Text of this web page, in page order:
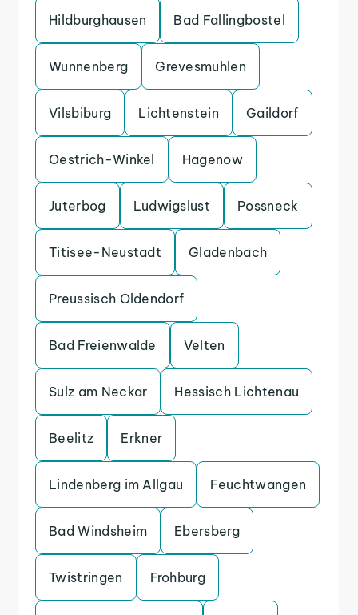
Hildburghausen Bad Fallingbostel
Wunnenberg Grevesmuhlen
Vilsbiburg Lichtenstein Gaildorf
Oestrich-Winkel Hagenow
Juterbog Ludwigslust Possneck
Titisee-Neustadt Gladenbach
Preussisch Oldendorf
Bad Freienwalde Velten
Sulz am Neckar Hessisch Lichtenau
Beelitz Erkner
Lindenberg im Allgau Feuchtwangen
Bad Windsheim Ebersberg
Twistringen Frohburg